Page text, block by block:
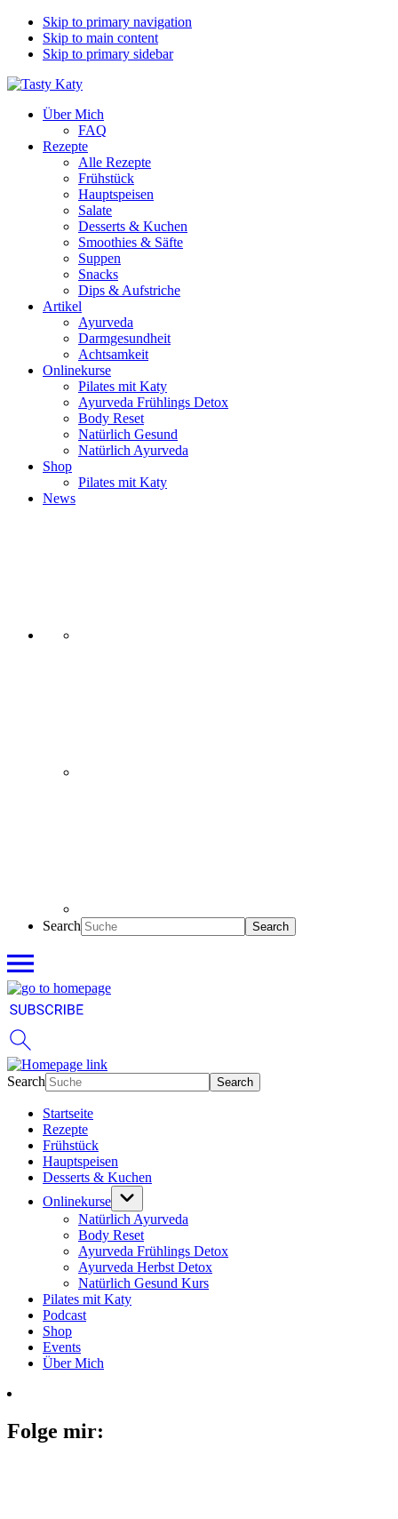
Skip to primary navigation
Skip to main content
Skip to primary sidebar
Über Mich
FAQ
Rezepte
Alle Rezepte
Frühstück
Hauptspeisen
Salate
Desserts & Kuchen
Smoothies & Säfte
Suppen
Snacks
Dips & Aufstriche
Artikel
Ayurveda
Darmgesundheit
Achtsamkeit
Onlinekurse
Pilates mit Katy
Ayurveda Frühlings Detox
Body Reset
Natürlich Gesund
Natürlich Ayurveda
Shop
Pilates mit Katy
News
Search
Search
Startseite
Rezepte
Frühstück
Hauptspeisen
Desserts & Kuchen
Onlinekurse
Natürlich Ayurveda
Body Reset
Ayurveda Frühlings Detox
Ayurveda Herbst Detox
Natürlich Gesund Kurs
Pilates mit Katy
Podcast
Shop
Events
Über Mich
Folge mir: